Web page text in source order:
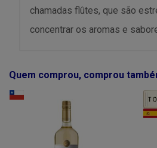
chamadas flûtes, que são
concentrar os aromas e
Quem comprou, comprou